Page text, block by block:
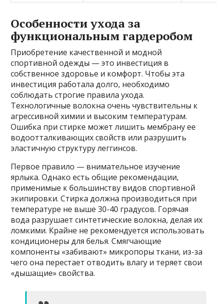
Особенности ухода за
функциональным гардеробом
Приобретение качественной и модной
спортивной одежды — это инвестиция в
собственное здоровье и комфорт. Чтобы эта
инвестиция работала долго, необходимо
соблюдать строгие правила ухода.
Технологичные волокна очень чувствительны к
агрессивной химии и высоким температурам.
Ошибка при стирке может лишить мембрану ее
водоотталкивающих свойств или разрушить
эластичную структуру леггинсов.
Первое правило — внимательное изучение
ярлыка. Однако есть общие рекомендации,
применимые к большинству видов спортивной
экипировки. Стирка должна производиться при
температуре не выше 30-40 градусов. Горячая
вода разрушает синтетические волокна, делая их
ломкими. Крайне не рекомендуется использовать
кондиционеры для белья. Смягчающие
компоненты «забивают» микропоры ткани, из-за
чего она перестает отводить влагу и теряет свои
«дышащие» свойства.